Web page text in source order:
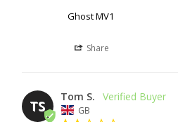
Ghost MV1
Share
TS
Tom S.
GB